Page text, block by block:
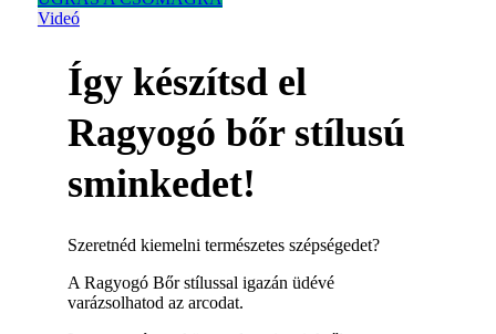
Videó
Így készítsd el
Ragyogó bőr stílusú
sminkedet!
Szeretnéd kiemelni természetes szépségedet?
A Ragyogó Bőr stílussal igazán üdévé
varázsolhatod az arcodat.